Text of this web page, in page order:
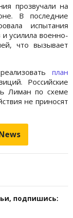
прозвучали на
В последние
испытания
и усилила военно-
что вызывает
план
Российские
Лиман по схеме
не приносят
подпишись: